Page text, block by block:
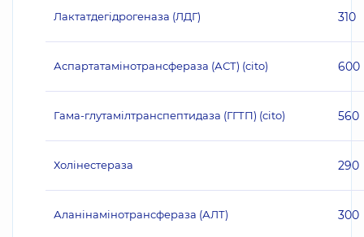
Лактатдегідрогеназа (ЛДГ) 310
Аспартатамінотрансфераза (АСТ) (cito) 600
Гама-глутамілтранспептидаза (ГГТП) (cito) 560
Холінестераза 290
Аланінамінотрансфераза (АЛТ) 300